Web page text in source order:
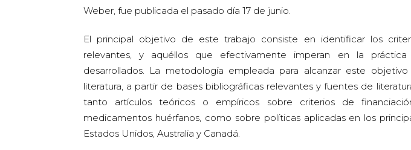
Weber, fue publicada el pasado día 17 de junio.
El principal objetivo de este trabajo consiste en identificar los
relevantes, y aquéllos que efectivamente imperan en la
desarrollados. La metodología empleada para alcanzar este
literatura, a partir de bases bibliográficas relevantes y fuentes de
tanto artículos teóricos o empíricos sobre criterios de
medicamentos huérfanos, como sobre políticas aplicadas en los
Estados Unidos, Australia y Canadá.